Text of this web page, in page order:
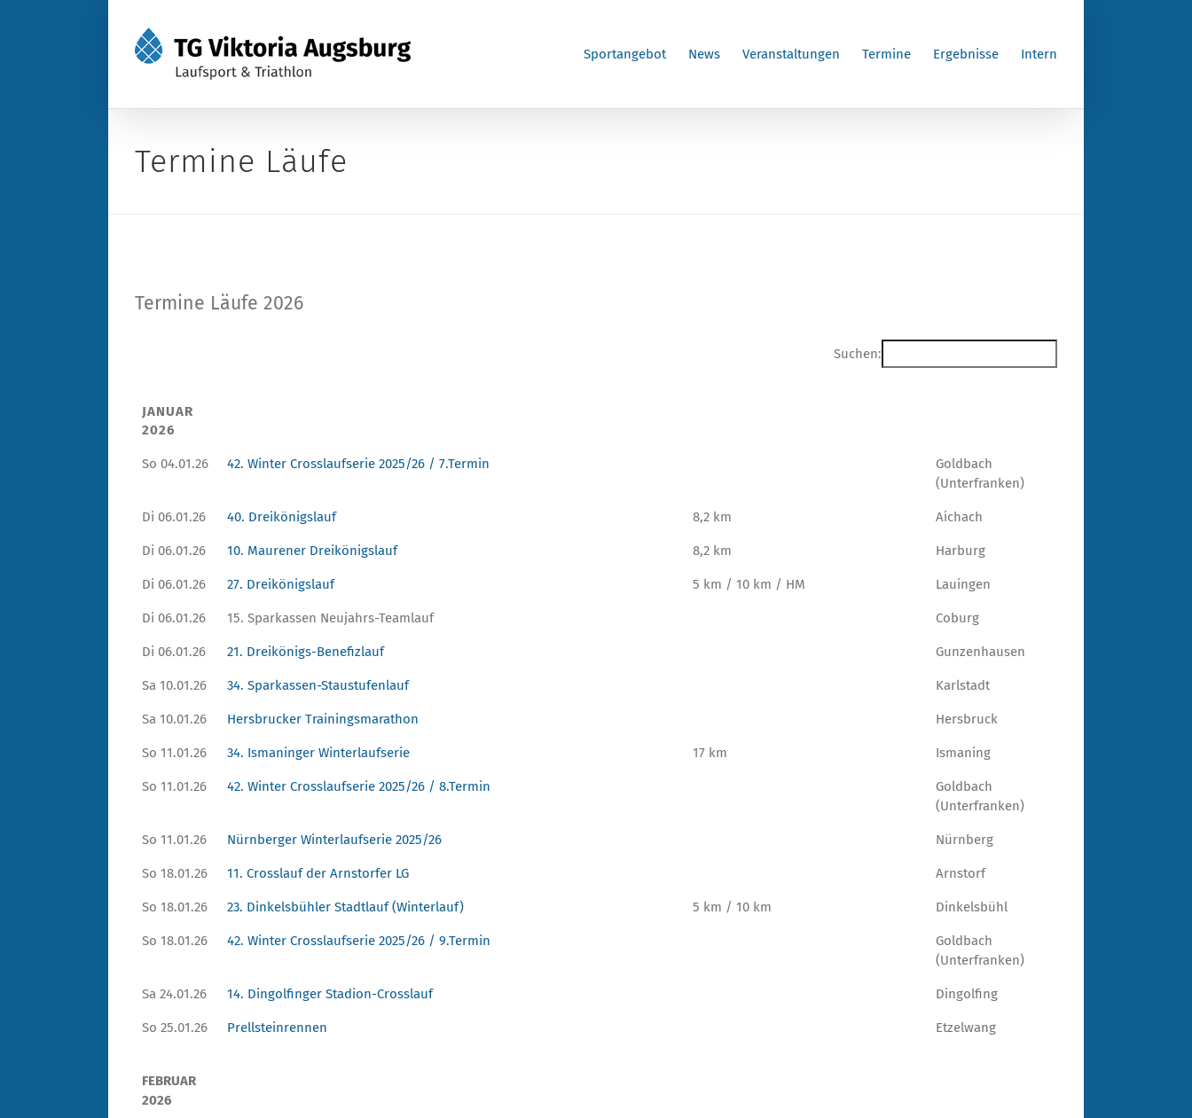
Sportangebot News Veranstaltungen Termine Ergebnisse Intern
Termine Läufe
Termine Läufe 2026
Suchen:
JANUAR
2026
So 04.01.26 42. Winter Crosslaufserie 2025/26 / 7.Termin
Goldbach
(Unterfranken)
Di 06.01.26 40. Dreikönigslauf 8,2 km Aichach
Di 06.01.26 10. Maurener Dreikönigslauf 8,2 km Harburg
Di 06.01.26 27. Dreikönigslauf 5 km / 10 km / HM Lauingen
Di 06.01.26 15. Sparkassen Neujahrs-Teamlauf Coburg
Di 06.01.26 21. Dreikönigs-Benefizlauf Gunzenhausen
Sa 10.01.26 34. Sparkassen-Staustufenlauf Karlstadt
Sa 10.01.26 Hersbrucker Trainingsmarathon Hersbruck
So 11.01.26 34. Ismaninger Winterlaufserie 17 km Ismaning
So 11.01.26 42. Winter Crosslaufserie 2025/26 / 8.Termin
Goldbach
(Unterfranken)
So 11.01.26 Nürnberger Winterlaufserie 2025/26 Nürnberg
So 18.01.26 11. Crosslauf der Arnstorfer LG Arnstorf
So 18.01.26 23. Dinkelsbühler Stadtlauf (Winterlauf) 5 km / 10 km Dinkelsbühl
So 18.01.26 42. Winter Crosslaufserie 2025/26 / 9.Termin
Goldbach
(Unterfranken)
Sa 24.01.26 14. Dingolfinger Stadion-Crosslauf Dingolfing
So 25.01.26 Prellsteinrennen Etzelwang
FEBRUAR
2026